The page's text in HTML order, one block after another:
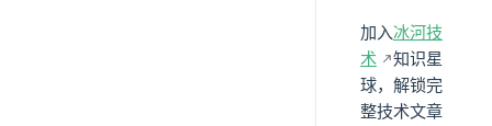
加入冰河技
术
知识星
球，解锁完
整技术文章